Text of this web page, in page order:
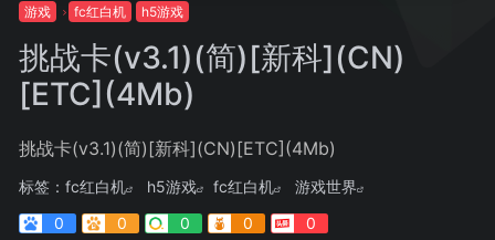
游戏 fc红白机 h5游戏
挑战卡(v3.1)(简)[新科](CN)
[ETC](4Mb)
挑战卡(v3.1)(简)[新科](CN)[ETC](4Mb)
标签： fc红白机 h5游戏 fc红白机
游戏世界
0
0 0 0 0